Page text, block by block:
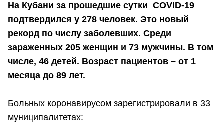
На Кубани за прошедшие сутки COVID-19
подтвердился у 278 человек. Это новый
рекорд по числу заболевших. Среди
зараженных 205 женщин и 73 мужчины. В том
числе, 46 детей. Возраст пациентов – от 1
месяца до 89 лет.
Больных коронавирусом зарегистрировали в 33
муниципалитетах: